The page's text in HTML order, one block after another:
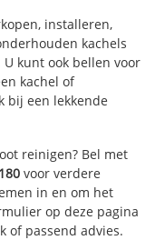
installeren,
kachels
U kunt ook bellen voor
kachel of
bij een lekkende
reinigen? Bel met
voor verdere
in en om het
op deze pagina
of passend advies.